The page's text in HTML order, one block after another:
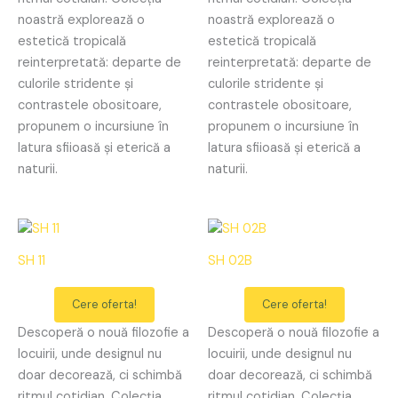
noastră explorează o
estetică tropicală
reinterpretată: departe de
culorile stridente și
contrastele obositoare,
propunem o incursiune în
latura sfiioasă și eterică a
naturii.
noastră explorează o
estetică tropicală
reinterpretată: departe de
culorile stridente și
contrastele obositoare,
propunem o incursiune în
latura sfiioasă și eterică a
naturii.
SH 11
Cere oferta!
Descoperă o nouă filozofie a
locuirii, unde designul nu
doar decorează, ci schimbă
SH 02B
Cere oferta!
Descoperă o nouă filozofie a
locuirii, unde designul nu
doar decorează, ci schimbă